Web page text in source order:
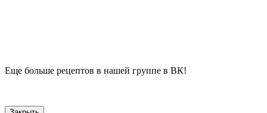
Еще больше рецептов в нашей группе в ВК!